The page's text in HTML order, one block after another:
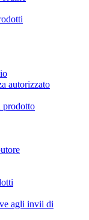
autorizzato
prodotto
agli invii di